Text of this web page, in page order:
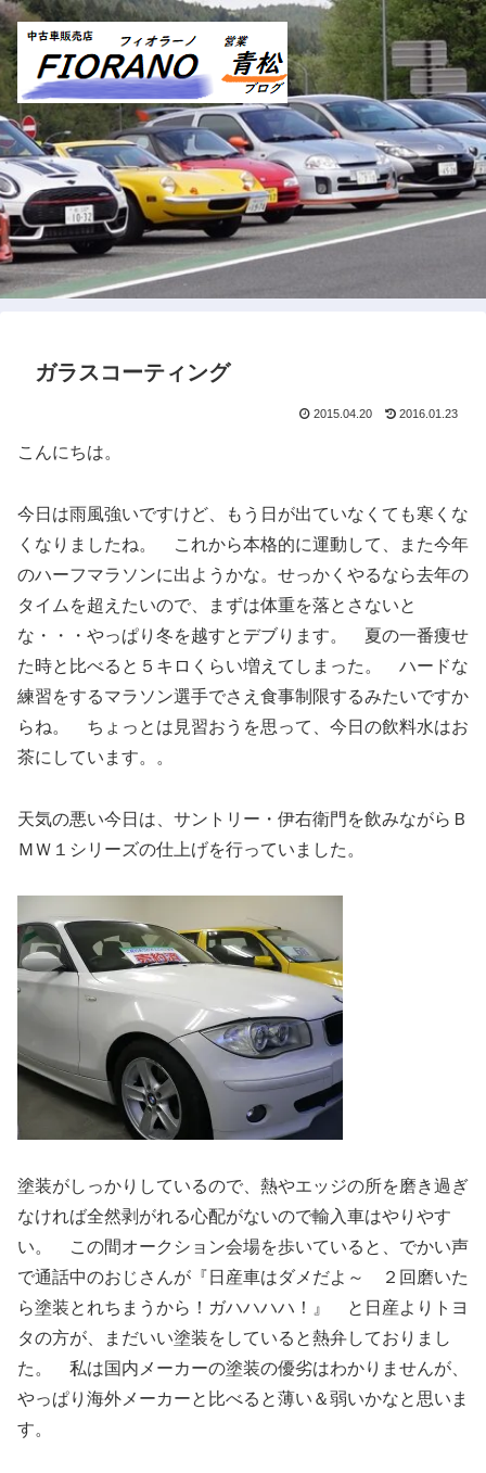
ガラスコーティング
2015.04.20 2016.01.23
こんにちは。
今日は雨風強いですけど、もう日が出ていなくても寒くな
くなりましたね。 これから本格的に運動して、また今年
のハーフマラソンに出ようかな。せっかくやるなら去年の
タイムを超えたいので、まずは体重を落とさないと
な・・・やっぱり冬を越すとデブります。 夏の一番痩せ
た時と比べると５キロくらい増えてしまった。 ハードな
練習をするマラソン選手でさえ食事制限するみたいですか
らね。 ちょっとは見習おうを思って、今日の飲料水はお
茶にしています。。
天気の悪い今日は、サントリー・伊右衛門を飲みながらＢ
ＭＷ１シリーズの仕上げを行っていました。
塗装がしっかりしているので、熱やエッジの所を磨き過ぎ
なければ全然剥がれる心配がないので輸入車はやりやす
い。 この間オークション会場を歩いていると、でかい声
で通話中のおじさんが『日産車はダメだよ～ ２回磨いた
ら塗装とれちまうから！ガハハハハ！』 と日産よりトヨ
タの方が、まだいい塗装をしていると熱弁しておりまし
た。 私は国内メーカーの塗装の優劣はわかりませんが、
やっぱり海外メーカーと比べると薄い＆弱いかなと思いま
す。